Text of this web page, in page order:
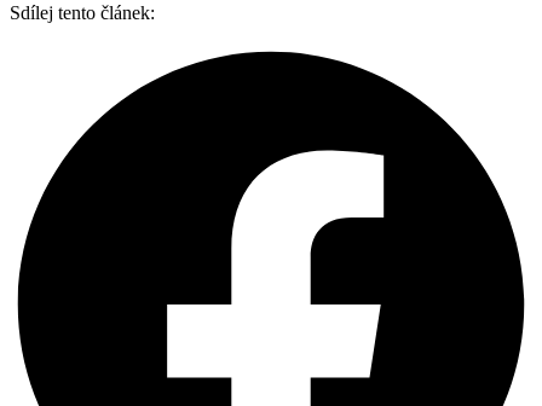
Sdílej tento článek: